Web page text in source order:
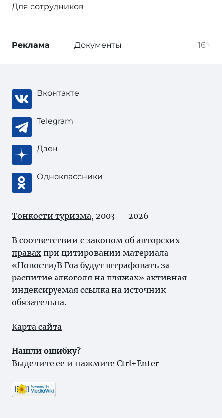
Для сотрудников
16+
Реклама Документы
Вконтакте
Telegram
Дзен
Одноклассники
Тонкости туризма, 2003 — 2026
В соответствии с законом об авторских
правах при цитировании материала
«Новости/В Гоа будут штрафовать за
распитие алкоголя на пляжах» активная
индексируемая ссылка на источник
обязательна.
Карта сайта
Нашли ошибку?
Выделите ее и нажмите Ctrl+Enter